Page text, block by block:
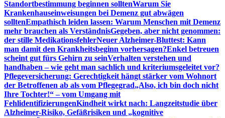
Standortbestimmung beginnen solltenWarum Sie
Krankenhauseinweisungen bei Demenz gut abwägen
solltenEmpathisch leiden lassen: Warum Menschen mit Demenz
mehr brauchen als VerständnisGegeben, aber nicht genommen:
der stille MedikationsfehlerNeuer Alzheimer-Bluttest: Kann
man damit den Krankheitsbeginn vorhersagen?Enkel betreuen
scheint gut fürs Gehirn zu seinVerhalten verstehen und
handhaben – wie geht man sachlich und kriteriumsgeleitet vor?
Pflegeversicherung: Gerechtigkeit hängt stärker vom Wohnort
der Betroffenen ab als vom Pflegegrad„Also, ich bin doch nicht
Ihre Tochter!“ – vom Umgang mit
FehlidentifizierungenKindheit wirkt nach: Langzeitstudie über
Alzheimer-Risiko, Gefäßrisiken und „kognitive